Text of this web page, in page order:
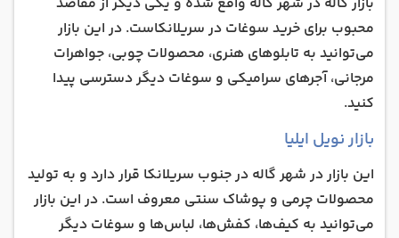
محبوب برای خرید سوغات در سریلانکاست. در این بازار
می‌توانید به تابلوهای هنری، محصولات چوبی، جواهرات
مرجانی، آجرهای سرامیکی و سوغات دیگر دسترسی پیدا
کنید.
بازار نویل ایلیا
این بازار در شهر گاله در جنوب سریلانکا قرار دارد و به تولید
محصولات چرمی و پوشاک سنتی معروف است. در این بازار
می‌توانید به کیف‌ها، کفش‌ها، لباس‌ها و سوغات دیگر